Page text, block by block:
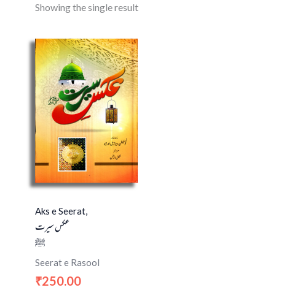
Showing the single result
Aks e Seerat,
عکس سیرت
ﷺ
Seerat e Rasool
₹250.00